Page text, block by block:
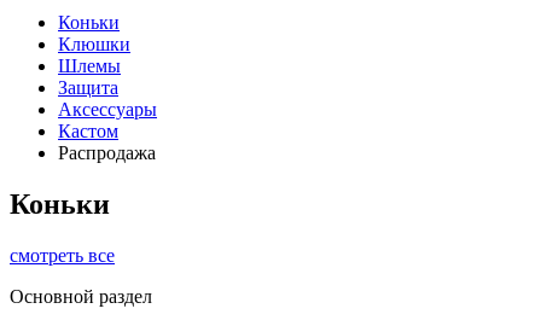
Коньки
Клюшки
Шлемы
Защита
Аксессуары
Кастом
Распродажа
Коньки
смотреть все
Основной раздел